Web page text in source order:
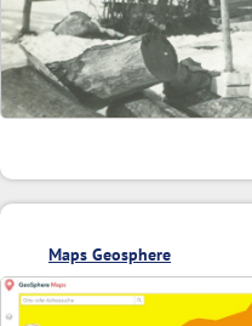
Maps Geosphere